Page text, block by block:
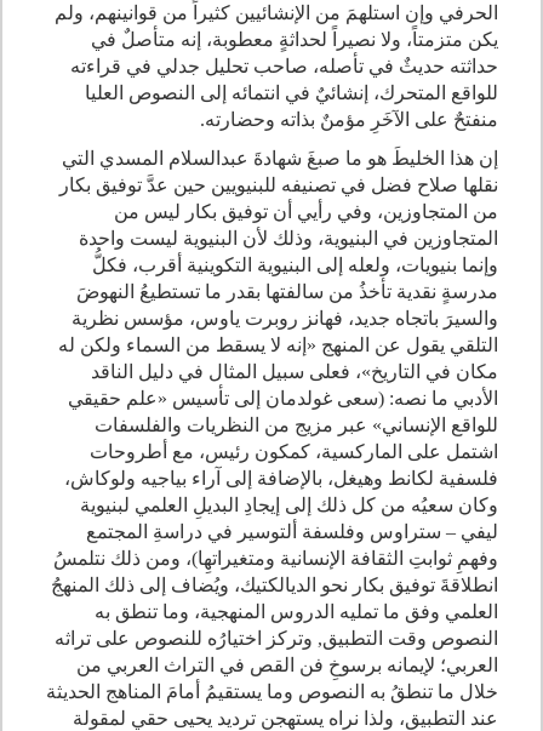
الحرفي وإن استلهمَ من الإنشائيين كثيراً من قوانينهم، ولم
يكن متزمتاً، ولا نصيراً لحداثةٍ معطوبة، إنه متأصلٌ في
حداثته حديثٌ في تأصله، صاحب تحليل جدلي في قراءته
للواقع المتحرك، إنشائيٌ في انتمائه إلى النصوص العليا
منفتحٌ على الآخَرِ مؤمنٌ بذاته وحضارته.
إن هذا الخليطَ هو ما صبغَ شهادةَ عبدالسلام المسدي التي
نقلها صلاح فضل في تصنيفه للبنيويين حين عدَّ توفيق بكار
من المتجاوزين، وفي رأيي أن توفيق بكار ليس من
المتجاوزين في البنيوية، وذلك لأن البنيوية ليست واحدة
وإنما بنيويات، ولعله إلى البنيوية التكوينية أقرب، فكلُّ
مدرسةٍ نقدية تأخذُ من سالفتها بقدر ما تستطيعُ النهوضَ
والسيرَ باتجاه جديد، فهانز روبرت ياوس، مؤسس نظرية
التلقي يقول عن المنهج «إنه لا يسقط من السماء ولكن له
مكان في التاريخ»، فعلى سبيل المثال في دليل الناقد
الأدبي ما نصه: (سعى غولدمان إلى تأسيس «علم حقيقي
للواقع الإنساني» عبر مزيج من النظريات والفلسفات
اشتمل على الماركسية، كمكون رئيس، مع أطروحات
فلسفية لكانط وهيغل، بالإضافة إلى آراء بياجيه ولوكاش،
وكان سعيُه من كل ذلك إلى إيجادِ البديلِ العلمي لبنيوية
ليفي – ستراوس وفلسفة ألتوسير في دراسةِ المجتمع
وفهمِ ثوابتِ الثقافة الإنسانية ومتغيراتهِا)، ومن ذلك نتلمسُ
انطلاقةَ توفيق بكار نحو الديالكتيك، ويُضاف إلى ذلك المنهجُ
العلمي وفق ما تمليه الدروس المنهجية، وما تنطق به
النصوص وقت التطبيق, وتركز اختيارُه للنصوص على تراثه
العربي؛ لإيمانه برسوخِ فن القص في التراث العربي من
خلال ما تنطقُ به النصوص وما يستقيمُ أمامَ المناهج الحديثة
عند التطبيق، ولذا نراه يستهجن ترديد يحيى حقي لمقولة